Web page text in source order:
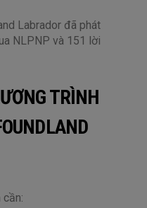
Labrador đã phát
NLPNP và 151 lời
TRÌNH